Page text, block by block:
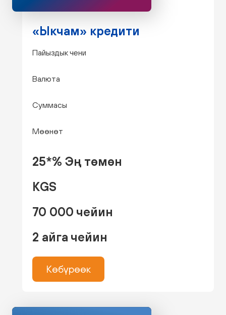
«Ыкчам» кредити
Пайыздык чени
Валюта
Суммасы
Мөөнөт
25*% Эң төмөн
KGS
70 000 чейин
2 айга чейин
Көбүрөөк